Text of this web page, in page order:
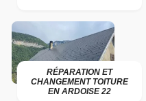
RÉPARATION ET
CHANGEMENT TOITURE
EN ARDOISE 22